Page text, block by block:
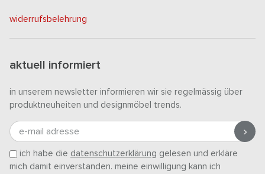
widerrufsbelehrung
aktuell informiert
in unserem newsletter informieren wir sie regelmässig über
produktneuheiten und designmöbel trends.
e-mail adresse
ich habe die datenschutzerklärung gelesen und erkläre
mich damit einverstanden. meine einwilligung kann ich